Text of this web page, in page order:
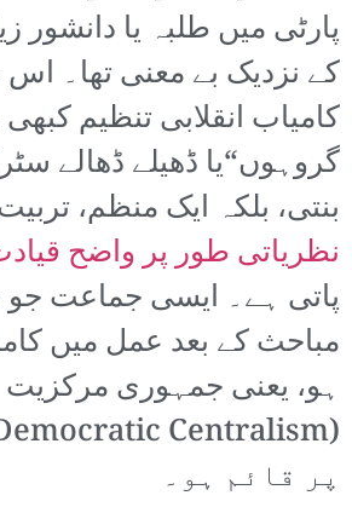
پارٹی میں طلبہ یا دانشور
کے نزدیک بے معنی تھا۔ اس
کامیاب انقلابی تنظیم
گروہوں“یا ڈھیلے ڈھالے
بنتی، بلکہ ایک منظم،
نظریاتی طور پر واضح
پاتی ہے۔ ایسی جماعت
مباحث کے بعد عمل میں
ہو، یعنی جمہوری مرکزیت
پر قائم ہو۔